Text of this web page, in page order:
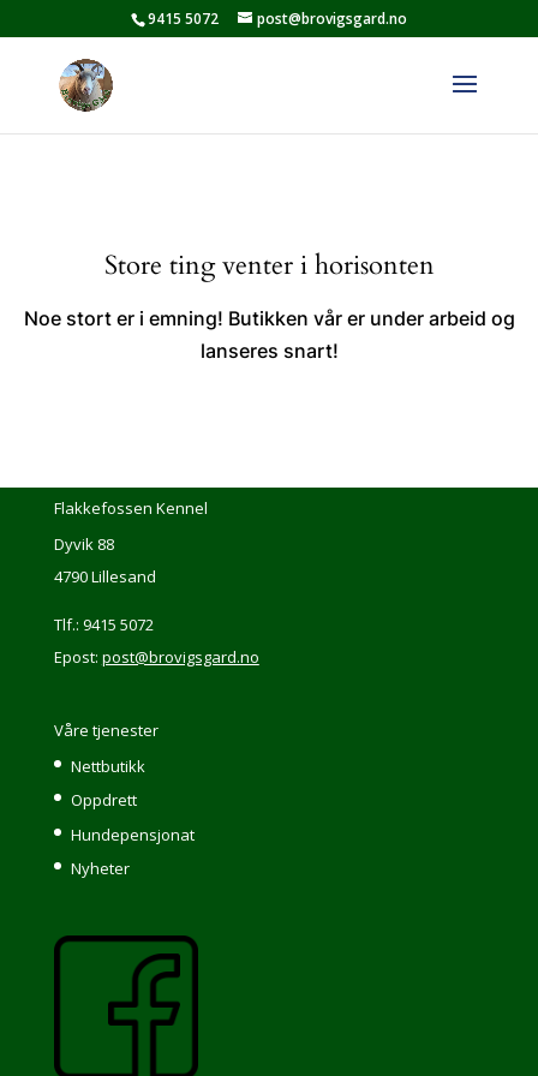
9415 5072 post@brovigsgard.no
Store ting venter i horisonten
Noe stort er i emning! Butikken vår er under arbeid og
lanseres snart!
Flakkefossen Kennel
Dyvik 88
4790 Lillesand
Tlf.: 9415 5072
Epost: post@brovigsgard.no
Våre tjenester
Nettbutikk
Oppdrett
Hundepensjonat
Nyheter